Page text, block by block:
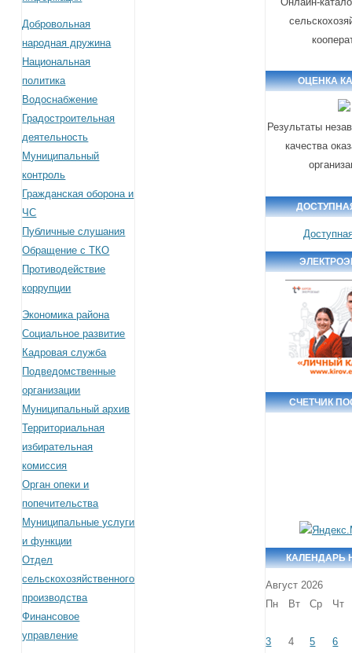
Добровольная
народная дружина
Национальная
политика
Водоснабжение
Градостроительная
деятельность
Муниципальный
контроль
Гражданская оборона и
ЧС
Публичные слушания
Обращение с ТКО
Противодействие
коррупции
Экономика района
Социальное развитие
Кадровая служба
Подведомственные
организации
Муниципальный архив
Территориальная
избирательная
комиссия
Орган опеки и
попечительства
Муниципальные услуги
и функции
Отдел
сельскохозяйственного
производства
Финансовое
управление
ОЦЕНКА
Результаты
качества
СЧЕТЧИК
КАЛЕНДАРЬ
Август 2026
Пн
Вт Ср Чт
3 4 5
6